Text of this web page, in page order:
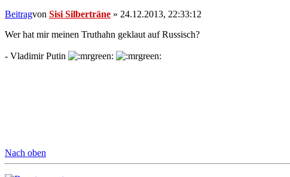
Beitragvon Sisi Silberträne » 24.12.2013, 22:33:12
Wer hat mir meinen Truthahn geklaut auf Russisch?
- Vladimir Putin
Nach oben